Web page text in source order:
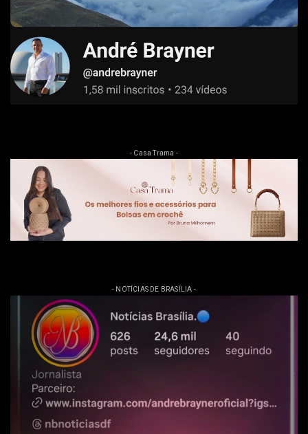
- Casa Trama -
- NOTÍCIAS DE BRASÍLIA -